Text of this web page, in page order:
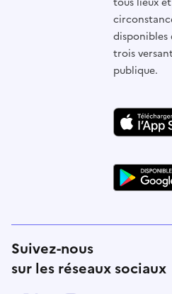
disponibles
trois
publique.
Suivez-nous
sur les réseaux sociaux